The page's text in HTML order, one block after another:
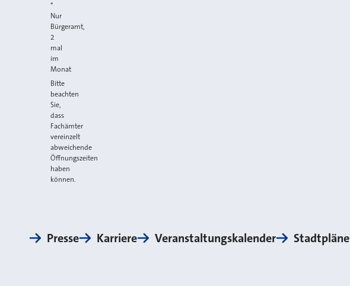
*
Nur
Bürgeramt,
2
mal
im
Monat
Bitte
beachten
Sie,
dass
Fachämter
vereinzelt
abweichende
Öffnungszeiten
haben
können.
Presse Karriere Veranstaltungskalender Stadtpläne